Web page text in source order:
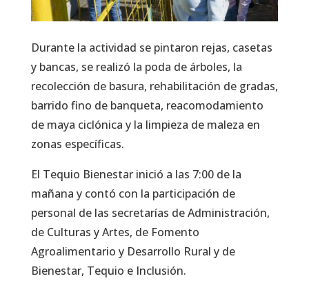
Durante la actividad se pintaron rejas, casetas
y bancas, se realizó la poda de árboles, la
recolección de basura, rehabilitación de gradas,
barrido fino de banqueta, reacomodamiento
de maya ciclónica y la limpieza de maleza en
zonas específicas.
El Tequio Bienestar inició a las 7:00 de la
mañana y contó con la participación de
personal de las secretarías de Administración,
de Culturas y Artes, de Fomento
Agroalimentario y Desarrollo Rural y de
Bienestar, Tequio e Inclusión.